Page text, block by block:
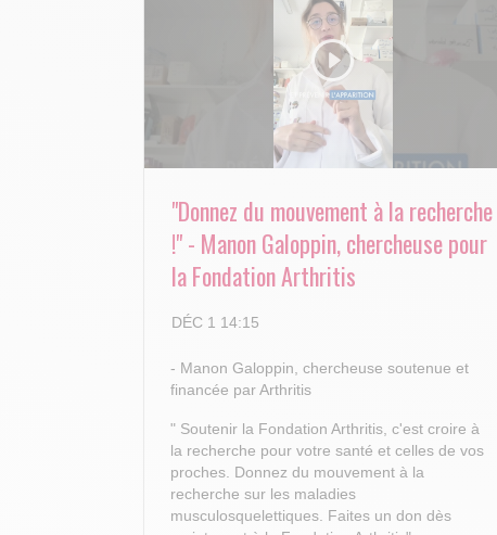
"Donnez du mouvement à la recherche
!" - Manon Galoppin, chercheuse pour
la Fondation Arthritis
DÉC 1 14:15
- Manon Galoppin, chercheuse soutenue et
financée par Arthritis
" Soutenir la Fondation Arthritis, c'est croire à
la recherche pour votre santé et celles de vos
proches. Donnez du mouvement à la
recherche sur les maladies
musculosquelettiques. Faites un don dès